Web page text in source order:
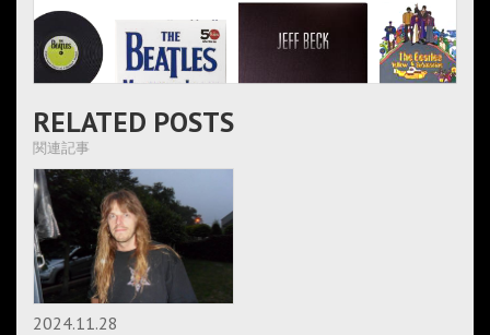
RELATED POSTS
関連記事
2024.11.28